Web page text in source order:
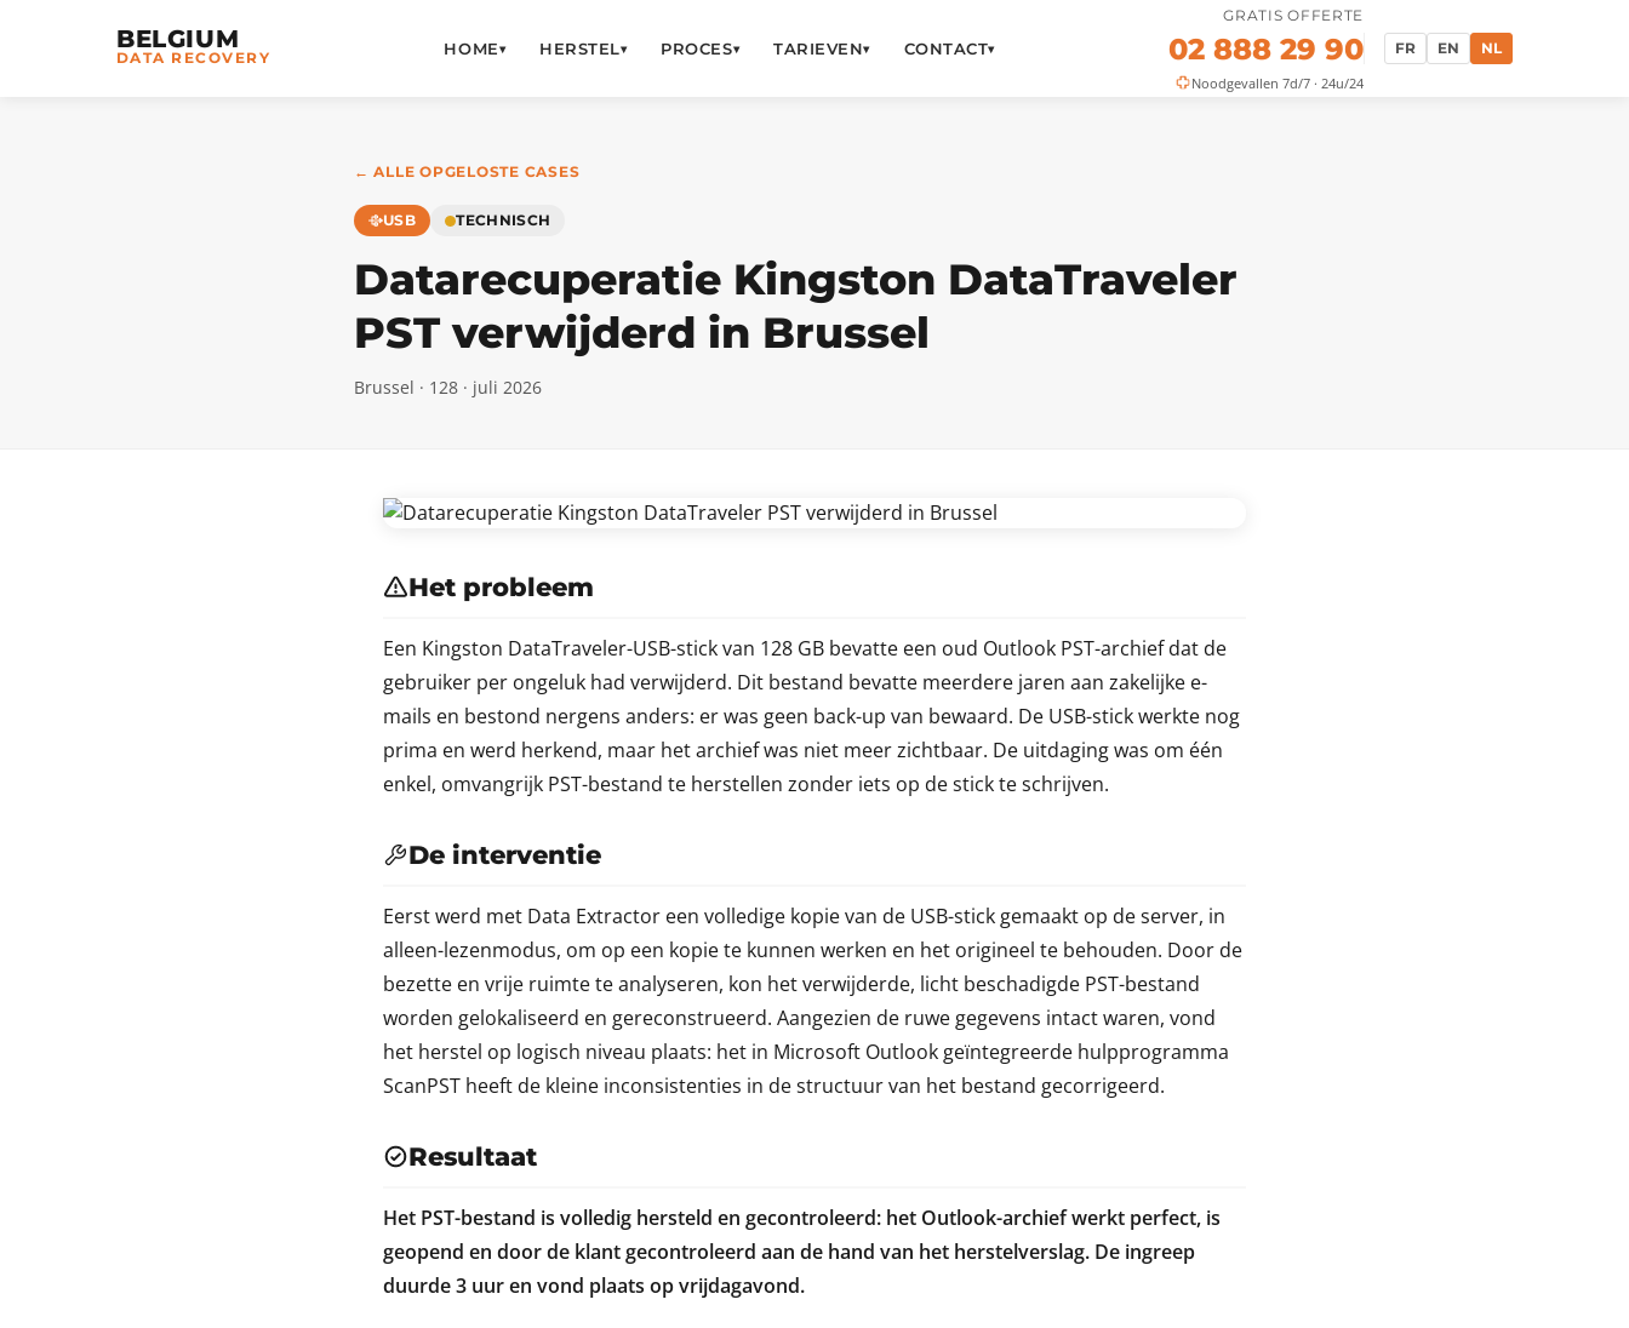
BELGIUM
DATA RECOVERY HOME▾ HERSTEL▾ PROCES▾ TARIEVEN▾ CONTACT▾
GRATIS OFFERTE
02 888 29 90
Noodgevallen 7d/7 · 24u/24
FR EN NL
← ALLE OPGELOSTE CASES
USB TECHNISCH
Datarecuperatie Kingston DataTraveler
PST verwijderd in Brussel
Brussel · 128 · juli 2026
Het probleem
Een Kingston DataTraveler-USB-stick van 128 GB bevatte een oud Outlook PST-archief dat de
gebruiker per ongeluk had verwijderd. Dit bestand bevatte meerdere jaren aan zakelijke e-
mails en bestond nergens anders: er was geen back-up van bewaard. De USB-stick werkte nog
prima en werd herkend, maar het archief was niet meer zichtbaar. De uitdaging was om één
enkel, omvangrijk PST-bestand te herstellen zonder iets op de stick te schrijven.
De interventie
Eerst werd met Data Extractor een volledige kopie van de USB-stick gemaakt op de server, in
alleen-lezenmodus, om op een kopie te kunnen werken en het origineel te behouden. Door de
bezette en vrije ruimte te analyseren, kon het verwijderde, licht beschadigde PST-bestand
worden gelokaliseerd en gereconstrueerd. Aangezien de ruwe gegevens intact waren, vond
het herstel op logisch niveau plaats: het in Microsoft Outlook geïntegreerde hulpprogramma
ScanPST heeft de kleine inconsistenties in de structuur van het bestand gecorrigeerd.
Resultaat
Het PST-bestand is volledig hersteld en gecontroleerd: het Outlook-archief werkt perfect, is
geopend en door de klant gecontroleerd aan de hand van het herstelverslag. De ingreep
duurde 3 uur en vond plaats op vrijdagavond.